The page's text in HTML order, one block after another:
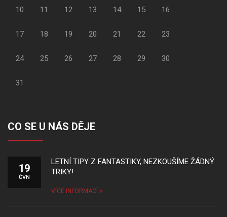
10 11 12 13 14 15 16
17 18 19 20 21 22 23
24 25 26 27 28 29 30
31
CO SE U NÁS DĚJE
19
ČVN
LETNÍ TIPY Z FANTASTIKY, NEZKOUŠÍME ŽÁDNÝ
TRIKY!
VÍCE INFORMACÍ